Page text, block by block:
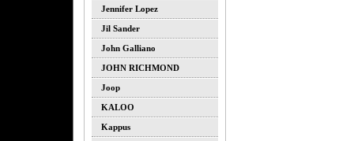
Jennifer Lopez
Jil Sander
John Galliano
JOHN RICHMOND
Joop
KALOO
Kappus